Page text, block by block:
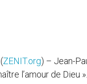
ZENIT.org) – Jean-
l’amour de Dieu ».